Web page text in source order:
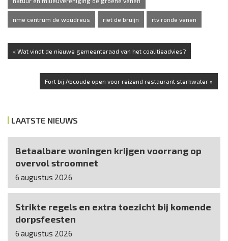
nme centrum de woudreus riet de bruijn rtv ronde venen
« Wat vindt de nieuwe gemeenteraad van het coalitieadvies?
Fort bij Abcoude open voor reizend restaurant sterkwater »
LAATSTE NIEUWS
Betaalbare woningen krijgen voorrang op
overvol stroomnet
6 augustus 2026
Strikte regels en extra toezicht bij komende
dorpsfeesten
6 augustus 2026